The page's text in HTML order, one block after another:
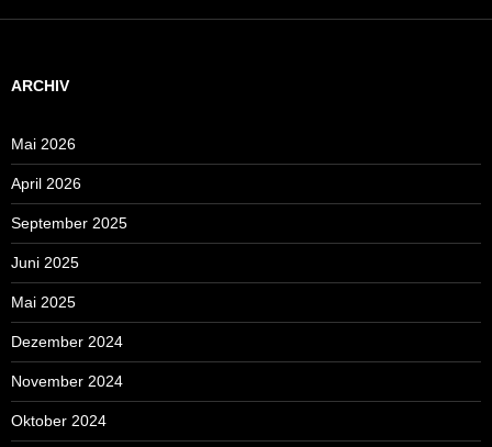
ARCHIV
Mai 2026
April 2026
September 2025
Juni 2025
Mai 2025
Dezember 2024
November 2024
Oktober 2024